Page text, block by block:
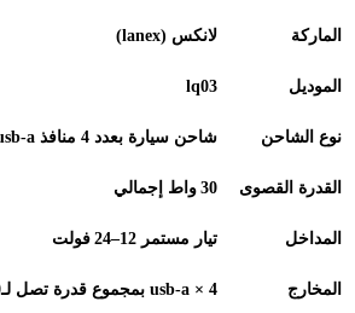
الماركة لانكس (lanex)
الموديل lq03
نوع الشاحن شاحن سيارة بعدد 4 منافذ
القدرة القصوى 30 واط إجمالي
المداخل تيار مستمر 12–24 فولت
المخارج 4 × usb‑a بمجموع قدرة تصل لـ30